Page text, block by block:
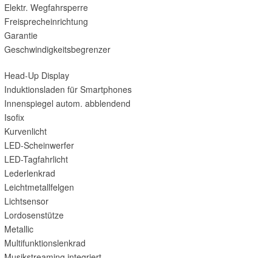
Elektr. Wegfahrsperre
Freisprecheinrichtung
Garantie
Geschwindigkeitsbegrenzer
Head-Up Display
Induktionsladen für Smartphones
Innenspiegel autom. abblendend
Isofix
Kurvenlicht
LED-Scheinwerfer
LED-Tagfahrlicht
Lederlenkrad
Leichtmetallfelgen
Lichtsensor
Lordosenstütze
Metallic
Multifunktionslenkrad